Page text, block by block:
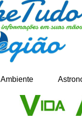
Ambiente